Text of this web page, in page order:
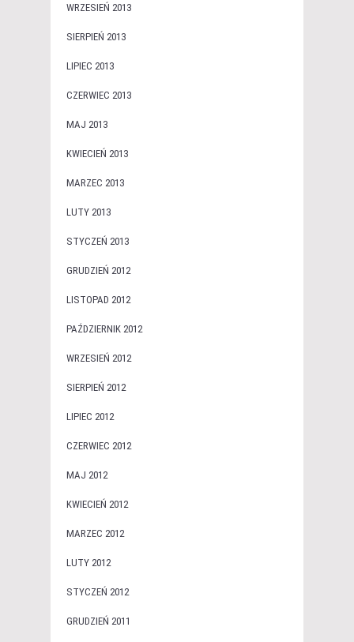
WRZESIEŃ 2013
SIERPIEŃ 2013
LIPIEC 2013
CZERWIEC 2013
MAJ 2013
KWIECIEŃ 2013
MARZEC 2013
LUTY 2013
STYCZEŃ 2013
GRUDZIEŃ 2012
LISTOPAD 2012
PAŹDZIERNIK 2012
WRZESIEŃ 2012
SIERPIEŃ 2012
LIPIEC 2012
CZERWIEC 2012
MAJ 2012
KWIECIEŃ 2012
MARZEC 2012
LUTY 2012
STYCZEŃ 2012
GRUDZIEŃ 2011